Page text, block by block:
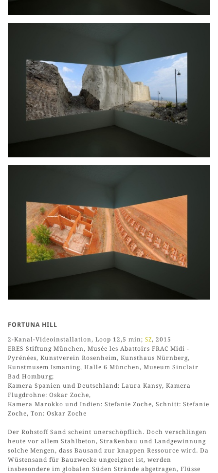
FORTUNA HILL
2-Kanal-Videoinstallation, Loop 12,5 min; SZ, 2015
ERES Stiftung München, Musée les Abattoirs FRAC Midi -
Pyrénées, Kunstverein Rosenheim, Kunsthaus Nürnberg,
Kunstmusem Ismaning, Halle 6 München, Museum Sinclair
Bad Homburg;
Kamera Spanien und Deutschland: Laura Kansy, Kamera
Flugdrohne: Oskar Zoche,
Kamera Marokko und Indien: Stefanie Zoche, Schnitt: Stefanie
Zoche, Ton: Oskar Zoche
Der Rohstoff Sand scheint unerschöpflich. Doch verschlingen
heute vor allem Stahlbeton, Straßenbau und Landgewinnung
solche Mengen, dass Bausand zur knappen Ressource wird. Da
Wüstensand für Bauzwecke ungeeignet ist, werden
insbesondere im globalen Süden Strände abgetragen, Flüsse